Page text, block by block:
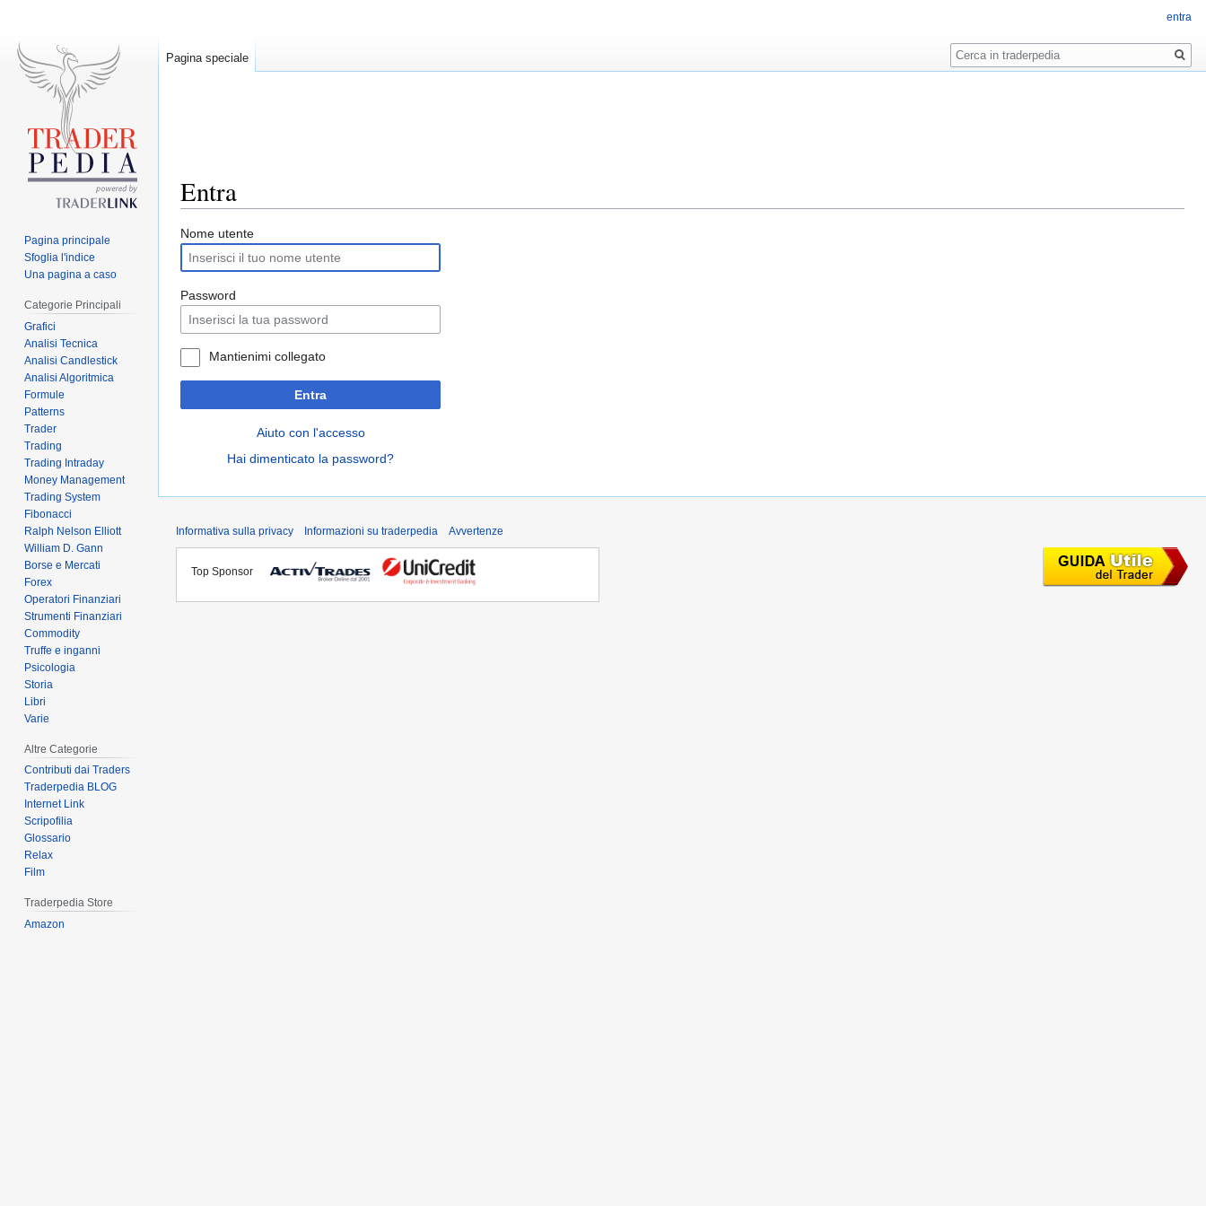
Entra
Jump
to
navigation
Jump
to
search
Nome utente
Password
Mantienimi collegato
Entra
Aiuto con l'accesso
Hai dimenticato la password?
entra
Pagina speciale
Ricerca
Pagina principale
Sfoglia l'indice
Una pagina a caso
Categorie Principali
Grafici
Analisi Tecnica
Analisi Candlestick
Analisi Algoritmica
Formule
Patterns
Trader
Trading
Trading Intraday
Money Management
Trading System
Fibonacci
Ralph Nelson Elliott
William D. Gann
Borse e Mercati
Forex
Operatori Finanziari
Strumenti Finanziari
Commodity
Truffe e inganni
Psicologia
Storia
Libri
Varie
Altre Categorie
Contributi dai Traders
Traderpedia BLOG
Internet Link
Scripofilia
Glossario
Relax
Film
Traderpedia Store
Amazon
Informativa sulla privacy Informazioni su traderpedia Avvertenze
Top Sponsor